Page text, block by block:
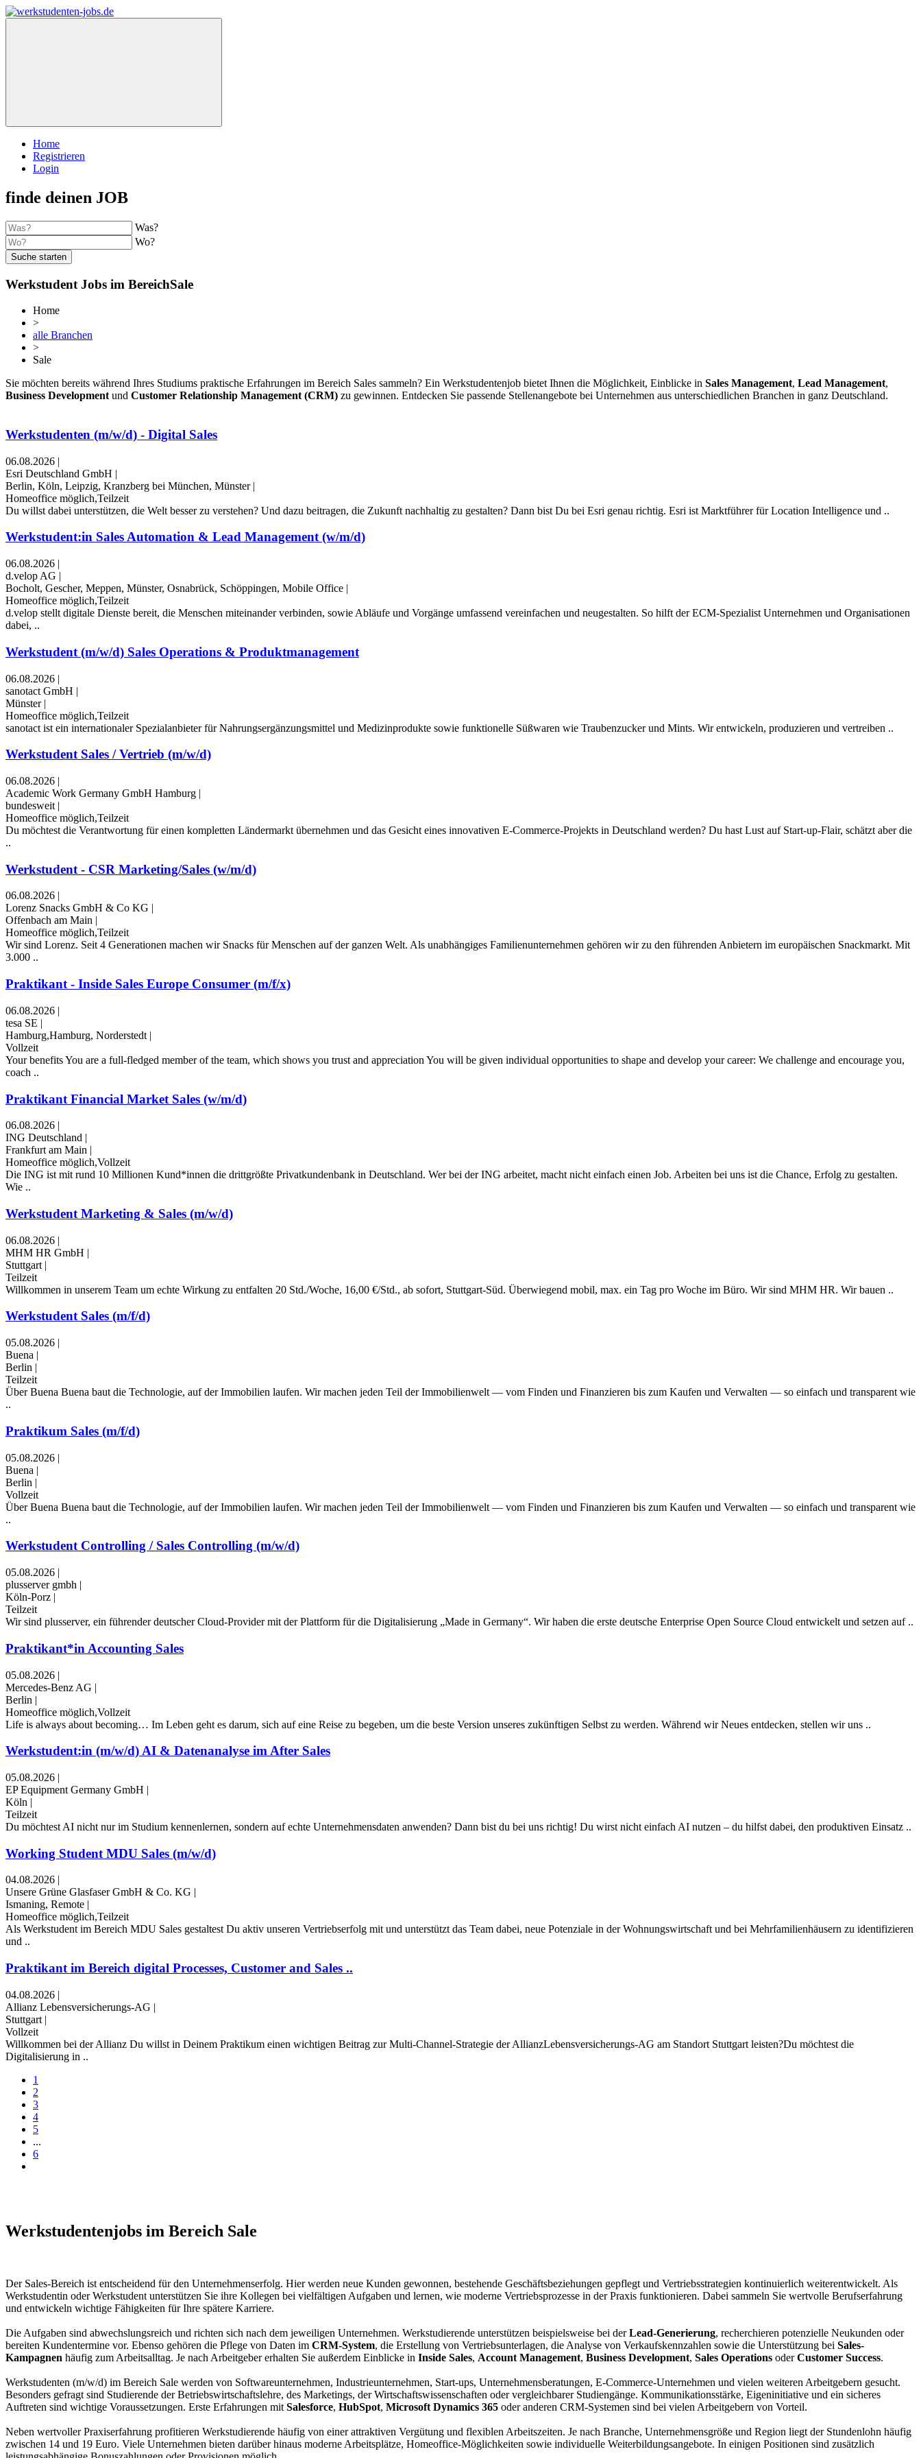
Home
Registrieren
Login
finde deinen JOB
Was?
Wo?
Suche starten
Werkstudent Jobs im BereichSale
Home
>
alle Branchen
>
Sale
Sie möchten bereits während Ihres Studiums praktische Erfahrungen im Bereich Sales sammeln? Ein Werkstudentenjob bietet Ihnen die Möglichkeit, Einblicke in Sales Management, Lead Management,
Business Development und Customer Relationship Management (CRM) zu gewinnen. Entdecken Sie passende Stellenangebote bei Unternehmen aus unterschiedlichen Branchen in ganz Deutschland.
Werkstudenten (m/w/d) - Digital Sales
06.08.2026 |
Esri Deutschland GmbH |
Berlin, Köln, Leipzig, Kranzberg bei München, Münster |
Homeoffice möglich,Teilzeit
Du willst dabei unterstützen, die Welt besser zu verstehen? Und dazu beitragen, die Zukunft nachhaltig zu gestalten? Dann bist Du bei Esri genau richtig. Esri ist Marktführer für Location Intelligence und ..
Werkstudent:in Sales Automation & Lead Management (w/m/d)
06.08.2026 |
d.velop AG |
Bocholt, Gescher, Meppen, Münster, Osnabrück, Schöppingen, Mobile Office |
Homeoffice möglich,Teilzeit
d.velop stellt digitale Dienste bereit, die Menschen miteinander verbinden, sowie Abläufe und Vorgänge umfassend vereinfachen und neugestalten. So hilft der ECM-Spezialist Unternehmen und Organisationen
dabei, ..
Werkstudent (m/w/d) Sales Operations & Produktmanagement
06.08.2026 |
sanotact GmbH |
Münster |
Homeoffice möglich,Teilzeit
sanotact ist ein internationaler Spezialanbieter für Nahrungsergänzungsmittel und Medizinprodukte sowie funktionelle Süßwaren wie Traubenzucker und Mints. Wir entwickeln, produzieren und vertreiben ..
Werkstudent Sales / Vertrieb (m/w/d)
06.08.2026 |
Academic Work Germany GmbH Hamburg |
bundesweit |
Homeoffice möglich,Teilzeit
Du möchtest die Verantwortung für einen kompletten Ländermarkt übernehmen und das Gesicht eines innovativen E-Commerce-Projekts in Deutschland werden? Du hast Lust auf Start-up-Flair, schätzt aber die
..
Werkstudent - CSR Marketing/Sales (w/m/d)
06.08.2026 |
Lorenz Snacks GmbH & Co KG |
Offenbach am Main |
Homeoffice möglich,Teilzeit
Wir sind Lorenz. Seit 4 Generationen machen wir Snacks für Menschen auf der ganzen Welt. Als unabhängiges Familienunternehmen gehören wir zu den führenden Anbietern im europäischen Snackmarkt. Mit
3.000 ..
Praktikant - Inside Sales Europe Consumer (m/f/x)
06.08.2026 |
tesa SE |
Hamburg,Hamburg, Norderstedt |
Vollzeit
Your benefits You are a full-fledged member of the team, which shows you trust and appreciation You will be given individual opportunities to shape and develop your career: We challenge and encourage you,
coach ..
Praktikant Financial Market Sales (w/m/d)
06.08.2026 |
ING Deutschland |
Frankfurt am Main |
Homeoffice möglich,Vollzeit
Die ING ist mit rund 10 Millionen Kund*innen die drittgrößte Privatkundenbank in Deutschland. Wer bei der ING arbeitet, macht nicht einfach einen Job. Arbeiten bei uns ist die Chance, Erfolg zu gestalten.
Wie ..
Werkstudent Marketing & Sales (m/w/d)
06.08.2026 |
MHM HR GmbH |
Stuttgart |
Teilzeit
Willkommen in unserem Team um echte Wirkung zu entfalten 20 Std./Woche, 16,00 €/Std., ab sofort, Stuttgart-Süd. Überwiegend mobil, max. ein Tag pro Woche im Büro. Wir sind MHM HR. Wir bauen ..
Werkstudent Sales (m/f/d)
05.08.2026 |
Buena |
Berlin |
Teilzeit
Über Buena Buena baut die Technologie, auf der Immobilien laufen. Wir machen jeden Teil der Immobilienwelt — vom Finden und Finanzieren bis zum Kaufen und Verwalten — so einfach und transparent wie
..
Praktikum Sales (m/f/d)
05.08.2026 |
Buena |
Berlin |
Vollzeit
Über Buena Buena baut die Technologie, auf der Immobilien laufen. Wir machen jeden Teil der Immobilienwelt — vom Finden und Finanzieren bis zum Kaufen und Verwalten — so einfach und transparent wie
..
Werkstudent Controlling / Sales Controlling (m/w/d)
05.08.2026 |
plusserver gmbh |
Köln-Porz |
Teilzeit
Wir sind plusserver, ein führender deutscher Cloud-Provider mit der Plattform für die Digitalisierung „Made in Germany“. Wir haben die erste deutsche Enterprise Open Source Cloud entwickelt und setzen auf ..
Praktikant*in Accounting Sales
05.08.2026 |
Mercedes-Benz AG |
Berlin |
Homeoffice möglich,Vollzeit
Life is always about becoming… Im Leben geht es darum, sich auf eine Reise zu begeben, um die beste Version unseres zukünftigen Selbst zu werden. Während wir Neues entdecken, stellen wir uns ..
Werkstudent:in (m/w/d) AI & Datenanalyse im After Sales
05.08.2026 |
EP Equipment Germany GmbH |
Köln |
Teilzeit
Du möchtest AI nicht nur im Studium kennenlernen, sondern auf echte Unternehmensdaten anwenden? Dann bist du bei uns richtig! Du wirst nicht einfach AI nutzen – du hilfst dabei, den produktiven Einsatz ..
Working Student MDU Sales (m/w/d)
04.08.2026 |
Unsere Grüne Glasfaser GmbH & Co. KG |
Ismaning, Remote |
Homeoffice möglich,Teilzeit
Als Werkstudent im Bereich MDU Sales gestaltest Du aktiv unseren Vertriebserfolg mit und unterstützt das Team dabei, neue Potenziale in der Wohnungswirtschaft und bei Mehrfamilienhäusern zu identifizieren
und ..
Praktikant im Bereich digital Processes, Customer and Sales ..
04.08.2026 |
Allianz Lebensversicherungs-AG |
Stuttgart |
Vollzeit
Willkommen bei der Allianz Du willst in Deinem Praktikum einen wichtigen Beitrag zur Multi-Channel-Strategie der AllianzLebensversicherungs-AG am Standort Stuttgart leisten?Du möchtest die
Digitalisierung in ..
1
2
3
4
5
...
6
Werkstudentenjobs im Bereich Sale
Der Sales-Bereich ist entscheidend für den Unternehmenserfolg. Hier werden neue Kunden gewonnen, bestehende Geschäftsbeziehungen gepflegt und Vertriebsstrategien kontinuierlich weiterentwickelt. Als
Werkstudentin oder Werkstudent unterstützen Sie ihre Kollegen bei vielfältigen Aufgaben und lernen, wie moderne Vertriebsprozesse in der Praxis funktionieren. Dabei sammeln Sie wertvolle Berufserfahrung
und entwickeln wichtige Fähigkeiten für Ihre spätere Karriere.
Die Aufgaben sind abwechslungsreich und richten sich nach dem jeweiligen Unternehmen. Werkstudierende unterstützen beispielsweise bei derLead-Generierung, recherchieren potenzielle Neukunden oder
bereiten Kundentermine vor. Ebenso gehören die Pflege von Daten im CRM-System, die Erstellung von Vertriebsunterlagen, die Analyse von Verkaufskennzahlen sowie die Unterstützung bei Sales-
Kampagnen häufig zum Arbeitsalltag. Je nach Arbeitgeber erhalten Sie außerdem Einblicke in Inside Sales, Account Management, Business Development, Sales Operations oderCustomer Success.
Werkstudenten (m/w/d) im Bereich Sale werden von Softwareunternehmen, Industrieunternehmen, Start-ups, Unternehmensberatungen, E-Commerce-Unternehmen und vielen weiteren Arbeitgebern gesucht.
Besonders gefragt sind Studierende der Betriebswirtschaftslehre, des Marketings, der Wirtschaftswissenschaften oder vergleichbarer Studiengänge. Kommunikationsstärke, Eigeninitiative und ein sicheres
Auftreten sind wichtige Voraussetzungen. Erste Erfahrungen mit Salesforce, HubSpot, Microsoft Dynamics 365 oder anderen CRM-Systemen sind bei vielen Arbeitgebern von Vorteil.
Neben wertvoller Praxiserfahrung profitieren Werkstudierende häufig von einer attraktiven Vergütung und flexiblen Arbeitszeiten. Je nach Branche, Unternehmensgröße und Region liegt der Stundenlohn häufig
zwischen 14 und 19 Euro. Viele Unternehmen bieten darüber hinaus moderne Arbeitsplätze, Homeoffice-Möglichkeiten sowie individuelle Weiterbildungsangebote. In einigen Positionen sind zusätzlich